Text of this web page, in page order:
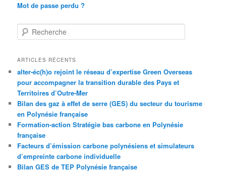
Mot de passe perdu ?
e
h
r
c
h
e
ARTICLES RÉCENTS
alter-éc(h)o rejoint le réseau d’expertise Green Overseas
pour accompagner la transition durable des Pays et
Territoires d’Outre-Mer
Bilan des gaz à effet de serre (GES) du secteur du tourisme
en Polynésie française
Formation-action Stratégie bas carbone en Polynésie
française
Facteurs d’émission carbone polynésiens et simulateurs
d’empreinte carbone individuelle
Bilan GES de TEP Polynésie française